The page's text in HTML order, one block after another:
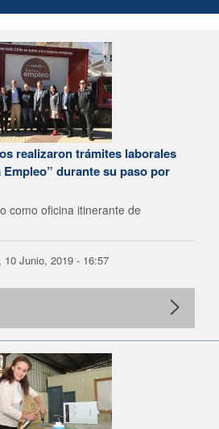
realizaron trámites laborales
durante su paso por
como oficina itinerante de
10 Junio, 2019 - 16:57